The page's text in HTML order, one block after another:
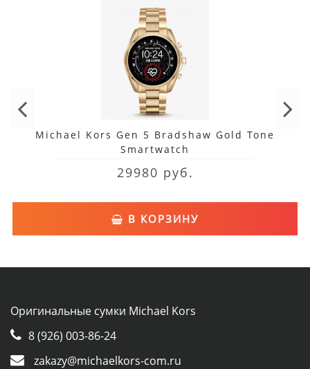
Michael Kors Gen 5 Bradshaw Gold Tone
Smartwatch
29980 руб.
В КОРЗИНУ
Оригинальные сумки Michael Kors
8 (926) 003-86-24
zakazy@michaelkors-com.ru